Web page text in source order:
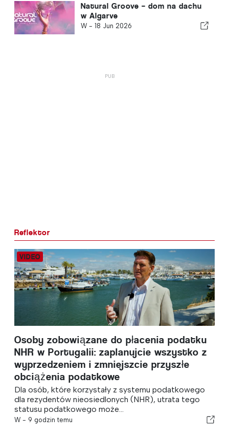
Natural Groove – dom na dachu
w Algarve
W - 18 Jun 2026
Reflektor
Osoby zobowiązane do płacenia podatku
NHR w Portugalii: zaplanujcie wszystko z
wyprzedzeniem i zmniejszcie przyszłe
obciążenia podatkowe
Dla osób, które korzystały z systemu podatkowego
dla rezydentów nieosiedlonych (NHR), utrata tego
statusu podatkowego może...
W - 9 godzin temu